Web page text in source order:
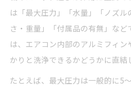
は「最大圧力」「水量」「ノズル
さ・重量」「付属品の有無」など
は、エアコン内部のアルミフィン
かりと洗浄できるかどうかに直結
たとえば、最大圧力は一般的に5